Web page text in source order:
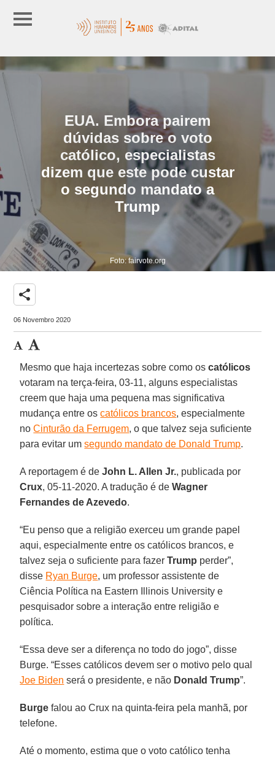
EUA. Embora pairem
dúvidas sobre o voto
católico, especialistas
dizem que este pode custar
o segundo mandato a
Trump
Foto: fairvote.org
share
06 Novembro 2020
Mesmo que haja incertezas sobre como oscatólicos
votaram na terça-feira, 03-11, alguns especialistas
creem que haja uma pequena mas significativa
mudança entre oscatólicos brancos, especialmente
noCinturão da Ferrugem, o que talvez seja suficiente
para evitar umsegundo mandato de Donald Trump.
A reportagem é deJohn L. Allen Jr., publicada por
Crux, 05-11-2020. A tradução é deWagner
Fernandes de Azevedo.
“Eu penso que a religião exerceu um grande papel
aqui, especialmente entre os católicos brancos, e
talvez seja o suficiente para fazerTrump perder”,
disse Ryan Burge, um professor assistente de
Ciência Política na Eastern Illinois University e
pesquisador sobre a interação entre religião e
política.
“Essa deve ser a diferença no todo do jogo”, disse
Burge. “Esses católicos devem ser o motivo pelo qual
Joe Biden será o presidente, e não Donald Trump”.
Burge falou ao Crux na quinta-feira pela manhã, por
telefone.
Até o momento, estima que o voto católico tenha